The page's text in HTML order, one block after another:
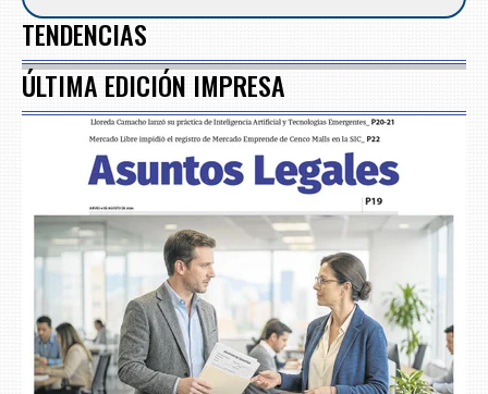
TENDENCIAS
ÚLTIMA EDICIÓN IMPRESA